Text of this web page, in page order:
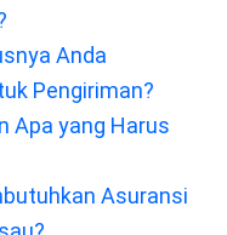
Anda
Pengiriman?
Apa yang Harus
Asuransi